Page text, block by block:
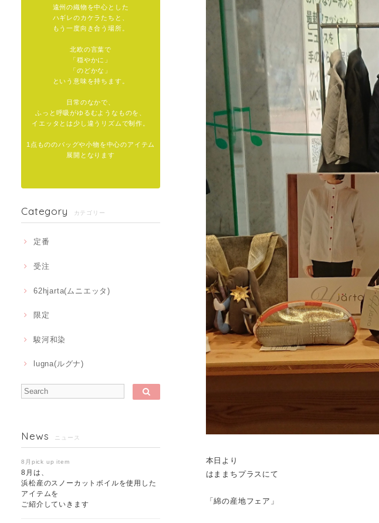
遠州の織物を中心とした
ハギレのカケラたちと、
もう一度向き合う場所。
北欧の言葉で
「穏やかに」
「のどかな」
という意味を持ちます。
日常のなかで、
ふっと呼吸がゆるむようなものを、
イエッタとは少し違うリズムで制作。
1点もののバッグや小物を中心のアイテム
展開となります
Category カテゴリー
定番
受注
62hjarta(ムニエッタ)
限定
駿河和染
lugna(ルグナ)
News ニュース
8月pick up item
8月は、
浜松産のスノーカットボイルを使用した
アイテムを
ご紹介していきます
本日より
はままちプラスにて
「綿の産地フェア」